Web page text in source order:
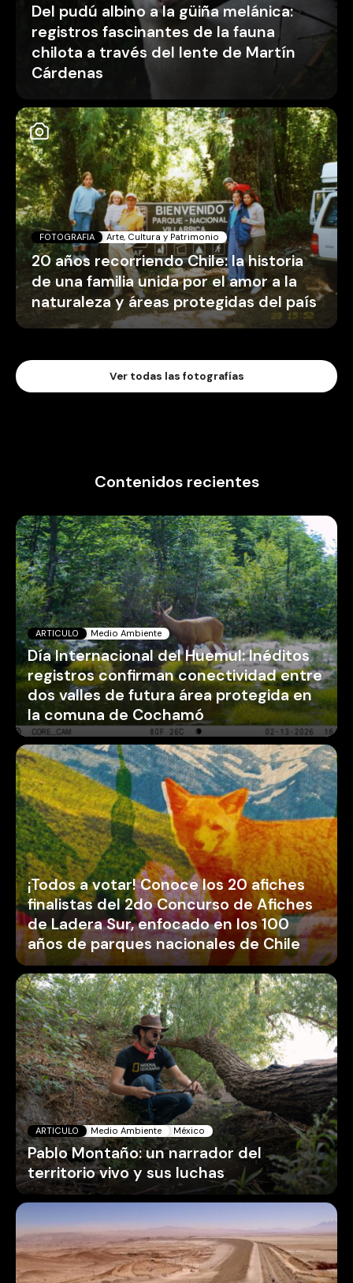
Del pudú albino a la güiña melánica:
registros fascinantes de la fauna
chilota a través del lente de Martín
Cárdenas
FOTOGRAFIA Arte, Cultura y Patrimonio
20 años recorriendo Chile: la historia
de una familia unida por el amor a la
naturaleza y áreas protegidas del país
Ver todas las fotografías
Contenidos recientes
ARTICULO Medio Ambiente
Día Internacional del Huemul: Inéditos
registros confirman conectividad entre
dos valles de futura área protegida en
la comuna de Cochamó
¡Todos a votar! Conoce los 20 afiches
finalistas del 2do Concurso de Afiches
de Ladera Sur, enfocado en los 100
años de parques nacionales de Chile
ARTICULO Medio Ambiente México
Pablo Montaño: un narrador del
territorio vivo y sus luchas